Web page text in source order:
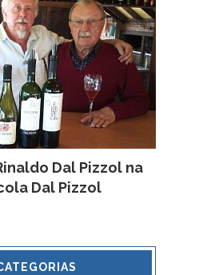
Dal Pizzol na
Dal Pizzol